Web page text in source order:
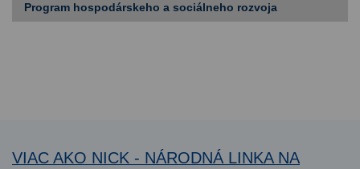
Program hospodárskeho a sociálneho rozvoja
VIAC AKO NICK - NÁRODNÁ LINKA NA